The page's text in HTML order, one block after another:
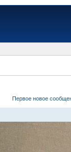
Первое новое